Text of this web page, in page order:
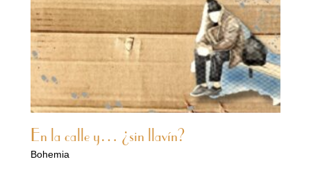
En la calle y… ¿sin llavín?
Bohemia